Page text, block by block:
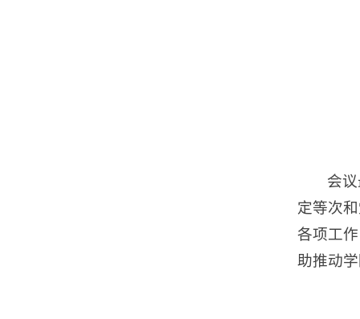
会
定等次
各项工
助推动